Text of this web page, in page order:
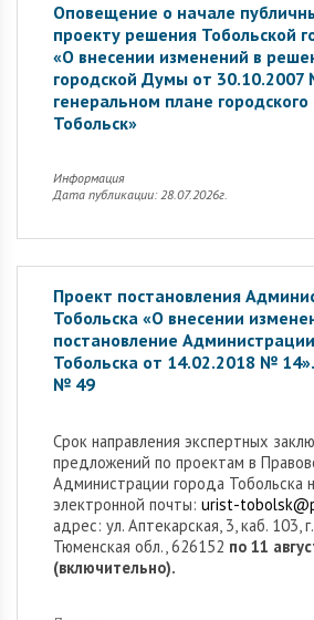
Оповещение о начале
проекту решения Тобольской
«О внесении изменений в
городской Думы от
генеральном плане городского
Тобольск»
Информация
Дата публикации: 28.07.2026г.
Проект постановления
Тобольска «О внесении
постановление
Тобольска от 14.02.2018 №
№ 49
Cрок направления экспертных
предложений по проектам в
Администрации города Тобольска
электронной почты: urist-
адрес: ул. Аптекарская, 3, каб. 103,
Тюменская обл., 626152 по 11
(включительно).